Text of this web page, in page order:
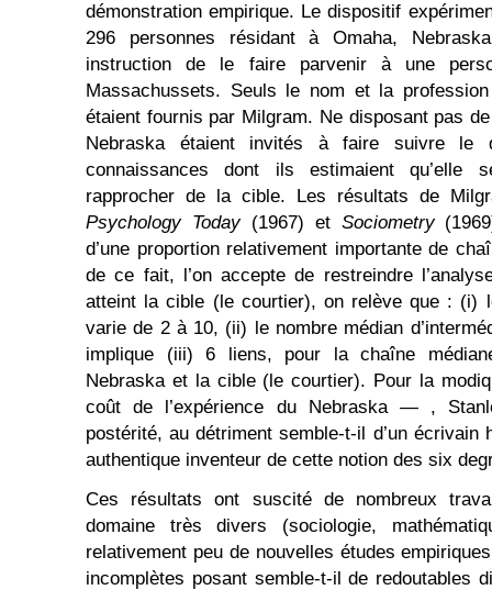
démonstration empirique. Le dispositif
296 personnes résidant à Omaha,
instruction de le faire parvenir à une
Massachussets. Seuls le nom et la
étaient fournis par Milgram. Ne disposant pas
Nebraska étaient invités à faire suivre le
connaissances dont ils estimaient qu’elle
rapprocher de la cible. Les résultats de
Psychology Today(1967) et Sociometry
d’une proportion relativement importante de
de ce fait, l’on accepte de restreindre
atteint la cible (le courtier), on relève que : (i)
varie de 2 à 10, (ii) le nombre médian
implique (iii) 6 liens, pour la chaîne
Nebraska et la cible (le courtier). Pour la
coût de l’expérience du Nebraska — ,
postérité, au détriment semble-t-il d’un écrivain
authentique inventeur de cette notion des six
Ces résultats ont suscité de nombreux
domaine très divers (sociologie,
relativement peu de nouvelles études
incomplètes posant semble-t-il de redoutables